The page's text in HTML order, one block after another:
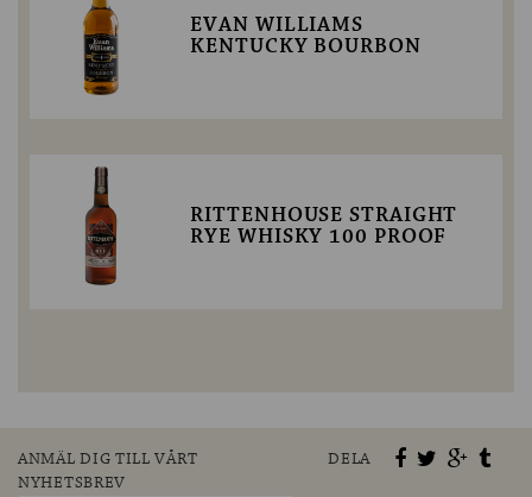
EVAN WILLIAMS
KENTUCKY BOURBON
RITTENHOUSE STRAIGHT
RYE WHISKY 100 PROOF
ANMÄL DIG TILL VÅRT
NYHETSBREV
DELA